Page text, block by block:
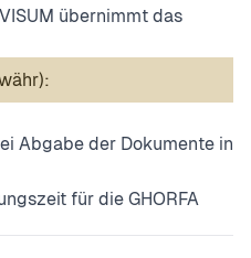
übernimmt das
Abgabe der Dokumente in
für die GHORFA